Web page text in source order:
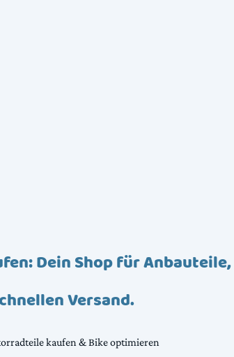
Dein Shop für Anbauteile,
Versand.
kaufen & Bike optimieren